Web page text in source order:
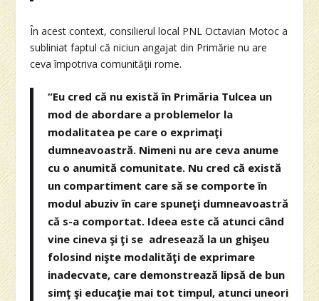
În acest context, consilierul local PNL Octavian Motoc a
subliniat faptul că niciun angajat din Primărie nu are
ceva împotriva comunităţii rome.
“Eu cred că nu există în Primăria Tulcea un
mod de abordare a problemelor la
modalitatea pe care o exprimaţi
dumneavoastră. Nimeni nu are ceva anume
cu o anumită comunitate. Nu cred că există
un compartiment care să se comporte în
modul abuziv în care spuneţi dumneavoastră
că s-a comportat. Ideea este că atunci când
vine cineva şi ţi se adresează la un ghişeu
folosind nişte modalităţi de exprimare
inadecvate, care demonstrează lipsă de bun
simţ şi educaţie mai tot timpul, atunci uneori